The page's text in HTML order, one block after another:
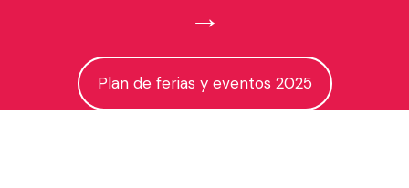
→
Plan de ferias y eventos 2025